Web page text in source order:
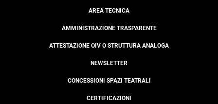
AREA TECNICA
AMMINISTRAZIONE TRASPARENTE
ATTESTAZIONE OIV O STRUTTURA ANALOGA
NEWSLETTER
CONCESSIONI SPAZI TEATRALI
CERTIFICAZIONI